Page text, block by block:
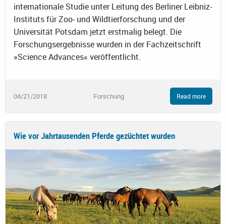
internationale Studie unter Leitung des Berliner Leibniz-
Instituts für Zoo- und Wildtierforschung und der
Universität Potsdam jetzt erstmalig belegt. Die
Forschungsergebnisse wurden in der Fachzeitschrift
»Science Advances« veröffentlicht.
04/21/2018 Forschung Read more
Wie vor Jahrtausenden Pferde gezüchtet wurden